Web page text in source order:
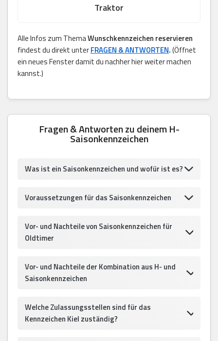
Traktor
Alle Infos zum ThemaWunschkennzeichen reservieren
findest du direkt unterFRAGEN & ANTWORTEN.(Öffnet
ein neues Fenster damit du nachher hier weiter machen
kannst.)
Fragen & Antworten zu deinem H-
Saisonkennzeichen
Was ist ein Saisonkennzeichen und wofür ist es?
Voraussetzungen für das Saisonkennzeichen
Vor- und Nachteile von Saisonkennzeichen für
Oldtimer
Vor- und Nachteile der Kombination aus H- und
Saisonkennzeichen
Welche Zulassungsstellen sind für das
Kennzeichen Kiel zuständig?